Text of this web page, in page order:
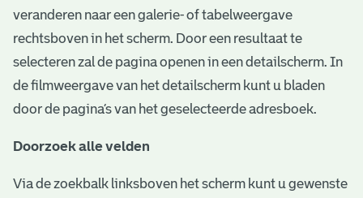
veranderen naar een galerie- of tabelweergave
rechtsboven in het scherm. Door een resultaat te
selecteren zal de pagina openen in een detailscherm. In
de filmweergave van het detailscherm kunt u bladen
door de pagina’s van het geselecteerde adresboek.
Doorzoek alle velden
Via de zoekbalk linksboven het scherm kunt u gewenste